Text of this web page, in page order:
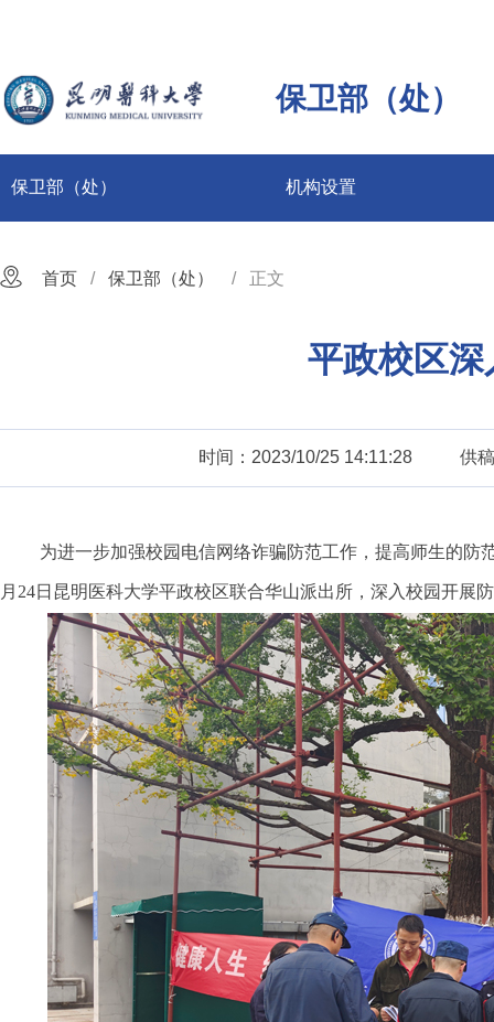
保卫部（处）
保卫部（处） 机构设置
首页 保卫部（处） 正文
平政校区
时间：2023/10/25 14:11:28 供
为进一步加强校园电信网络诈骗防范工作，提高师生的防
月 24日昆明医科大学平政校区联合华山派出所，深入校园开展